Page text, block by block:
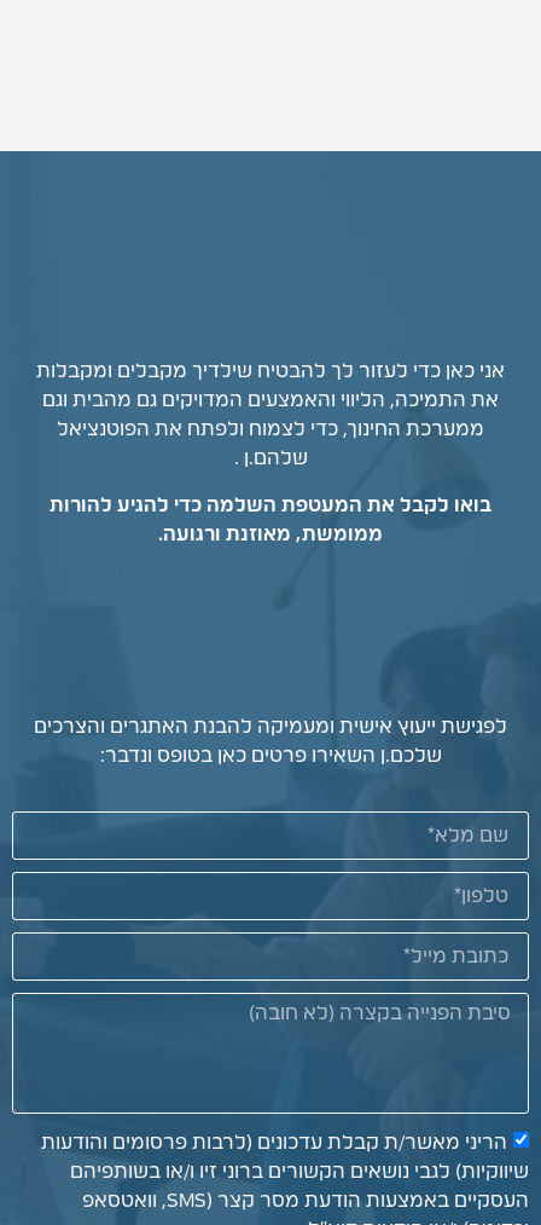
אני כאן כדי לעזור לך להבטיח שילדיך מקבלים ומקבלות
את התמיכה, הליווי והאמצעים המדויקים גם מהבית וגם
ממערכת החינוך, כדי לצמוח ולפתח את הפוטנציאל
שלהם.ן .
בואו לקבל את המעטפת השלמה כדי להגיע להורות
ממומשת, מאוזנת ורגועה.
לפגישת ייעוץ אישית ומעמיקה להבנת האתגרים והצרכים
שלכם.ן השאירו פרטים כאן בטופס ונדבר:
הריני מאשר/ת קבלת עדכונים (לרבות פרסומים והודעות
שיווקיות) לגבי נושאים הקשורים ברוני זיו ו/או בשותפיהם
העסקיים באמצעות הודעת מסר קצר (SMS, וואטסאפ